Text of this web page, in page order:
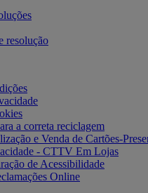
resolução
a correta reciclagem
e Venda de Cartões-
- CTTV Em Lojas
de Acessibilidade